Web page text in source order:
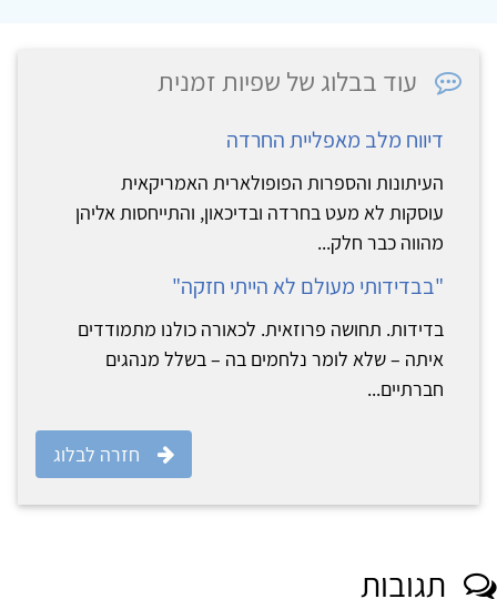
עוד בבלוג של שפיות זמנית
דיווח מלב מאפליית החרדה
העיתונות והספרות הפופולארית האמריקאית
עוסקות לא מעט בחרדה ובדיכאון, והתייחסות אליהן
מהווה כבר חלק...
"בבדידותי מעולם לא הייתי חזקה"
בדידות. תחושה פרוזאית. לכאורה כולנו מתמודדים
איתה – שלא לומר נלחמים בה – בשלל מנהגים
חברתיים...
חזרה לבלוג
תגובות